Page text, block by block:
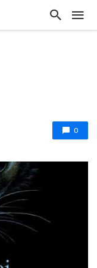
0